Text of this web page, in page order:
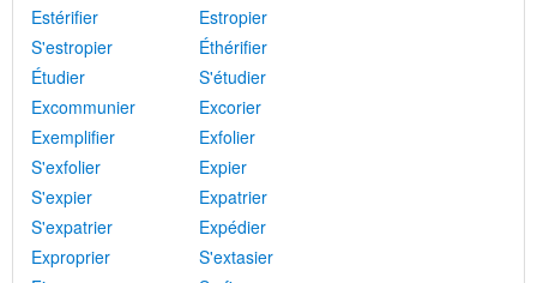
Estérifier
Estropier
S'estropier
Éthérifier
Étudier
S'étudier
Excommunier
Excorier
Exemplifier
Exfolier
S'exfolier
Expier
S'expier
Expatrier
S'expatrier
Expédier
Exproprier
S'extasier